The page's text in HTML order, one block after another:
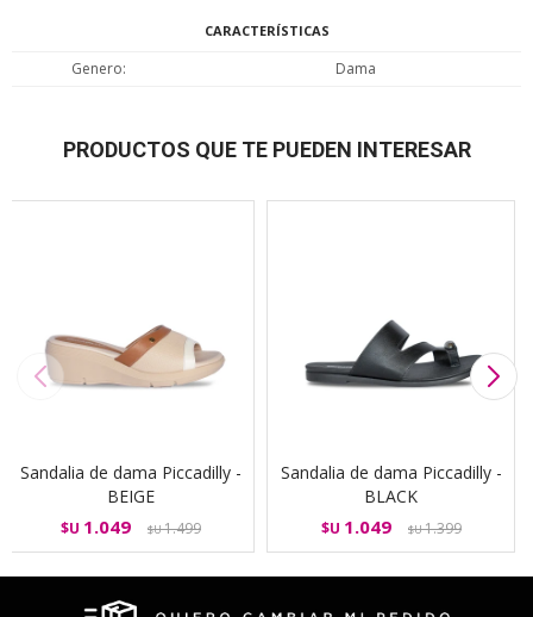
CARACTERÍSTICAS
Genero Dama
PRODUCTOS QUE TE PUEDEN INTERESAR
Sandalia de dama Piccadilly -
BEIGE
$U 1.049 $U1.499
Sandalia de dama Piccadilly -
BLACK
$U 1.049 $U1.399